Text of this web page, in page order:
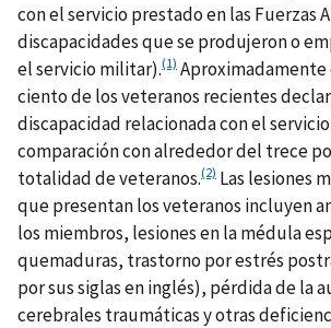
con el servicio prestado en las Fuerzas
discapacidades que se produjeron o
el servicio militar).(1)
ciento de los veteranos recientes
discapacidad relacionada con el
comparación con alrededor del trece
totalidad de veteranos.(2) Las lesiones
que presentan los veteranos incluyen
los miembros, lesiones en la médula
quemaduras, trastorno por estrés
por sus siglas en inglés), pérdida de la
cerebrales traumáticas y otras